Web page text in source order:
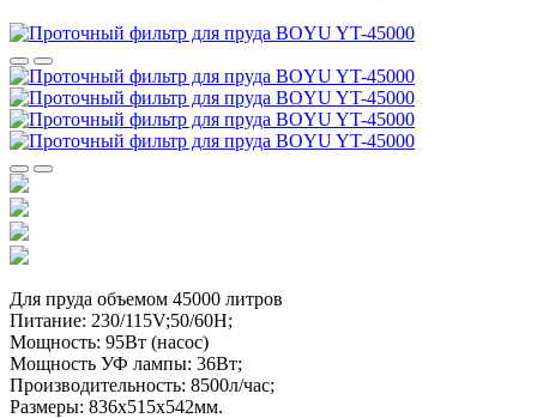
Для пруда объемом 45000 литров
Питание: 230/115V;50/60H;
Мощность: 95Вт (насос)
Мощность УФ лампы: 36Вт;
Производительность: 8500л/час;
Размеры: 836x515x542мм.